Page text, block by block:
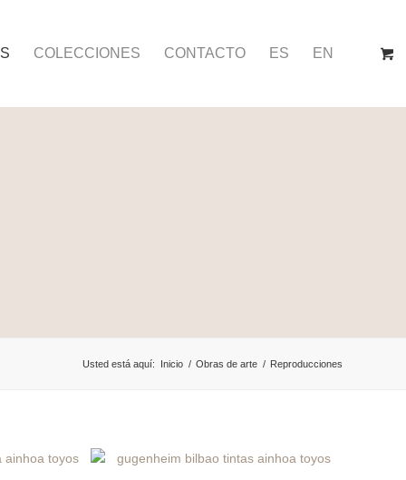
COLECCIONES CONTACTO ES EN
Usted está aquí: Inicio / Obras de arte / Reproducciones